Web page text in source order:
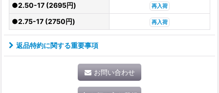
●2.50-17 (2695円) 再入荷
●2.75-17 (2750円) 再入荷
返品特約に関する重要事項
お問い合わせ